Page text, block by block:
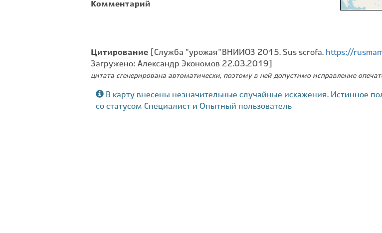
Комментарий
Цитирование [Служба "урожая" ВНИИОЗ 2015. Sus scrofa. https://
Загружено: Александр Экономов 22.03.2019]
цитата сгенерирована автоматически, поэтому в ней допустимо исправление
В карту внесены незначительные случайные искажения. Истинное
со статусом Специалист и Опытный пользователь